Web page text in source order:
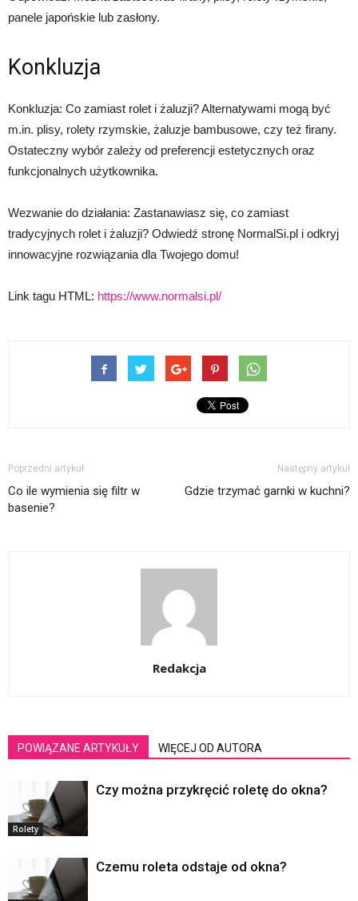
panele japońskie lub zasłony.
Konkluzja
Konkluzja: Co zamiast rolet i żaluzji? Alternatywami mogą być
m.in. plisy, rolety rzymskie, żaluzje bambusowe, czy też firany.
Ostateczny wybór zależy od preferencji estetycznych oraz
funkcjonalnych użytkownika.
Wezwanie do działania: Zastanawiasz się, co zamiast
tradycyjnych rolet i żaluzji? Odwiedź stronę NormalSi.pl i odkryj
innowacyjne rozwiązania dla Twojego domu!
Link tagu HTML: https://www.normalsi.pl/
Poprzedni artykuł
Co ile wymienia się filtr w
basenie?
Następny artykuł
Gdzie trzymać garnki w kuchni?
Redakcja
POWIĄZANE ARTYKUŁY WIĘCEJ OD AUTORA
Rolety
Czy można przykręcić roletę do okna?
Czemu roleta odstaje od okna?